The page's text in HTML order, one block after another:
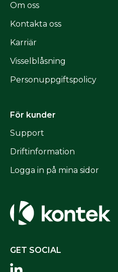
GET SOCIAL
Om oss
Kontakta oss
Karriär
Visselblåsning
Personuppgiftspolicy
För kunder
Support
Driftinformation
Logga in på mina sidor